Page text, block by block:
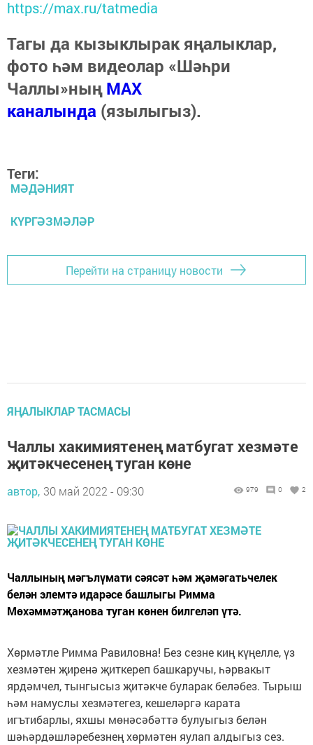
https://max.ru/tatmedia
Тагы да кызыклырак яңалыклар,
фото һәм видеолар «Шәһри
Чаллы»ныңMAX
каналында (язылыгыз).
Теги:
МӘДӘНИЯТ
КҮРГӘЗМӘЛӘР
Перейти на страницу новости
ЯҢАЛЫКЛАР ТАСМАСЫ
Чаллы хакимиятенең матбугат хезмәте
җитәкчесенең туган көне
автор, 30 май 2022 - 09:30 979 0 2
Чаллының мәгълүмати сәясәт һәм җәмәгатьчелек
белән элемтә идарәсе башлыгы Римма
Мөхәммәтҗанова туган көнен билгеләп үтә.
Хөрмәтле Римма Равиловна! Без сезне киң күңелле, үз
хезмәтен җиренә җиткереп башкаручы, һәрвакыт
ярдәмчел, тынгысыз җитәкче буларак беләбез. Тырыш
һәм намуслы хезмәтегез, кешеләргә карата
игътибарлы, яхшы мөнәсәбәттә булуыгыз белән
шәһәрдәшләребезнең хөрмәтен яулап алдыгыз сез.